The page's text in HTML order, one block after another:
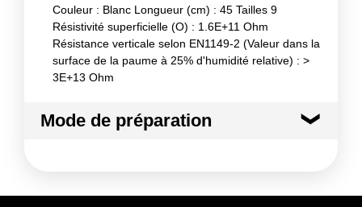
Couleur : Blanc Longueur (cm) : 45 Tailles 9
Résistivité superficielle (O) : 1.6E+11 Ohm
Résistance verticale selon EN1149-2 (Valeur dans la
surface de la paume à 25% d'humidité relative) : >
3E+13 Ohm
Mode de préparation
restauration Boulangeries Sortie de plats en four de